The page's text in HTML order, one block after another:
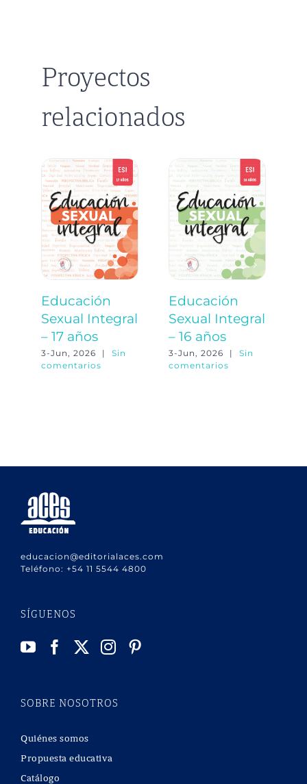
Proyectos
relacionados
Educación
Sexual Integral
– 17 años
3-Jun, 2026 |
Sin
comentarios
Educación
Sexual Integral
– 16 años
3-Jun, 2026 |
Sin
comentarios
educacion@editorialaces.com
Teléfono: +54 11 5544 4800
SÍGUENOS
SOBRE NOSOTROS
Quiénes somos
Propuesta educativa
Catálogo